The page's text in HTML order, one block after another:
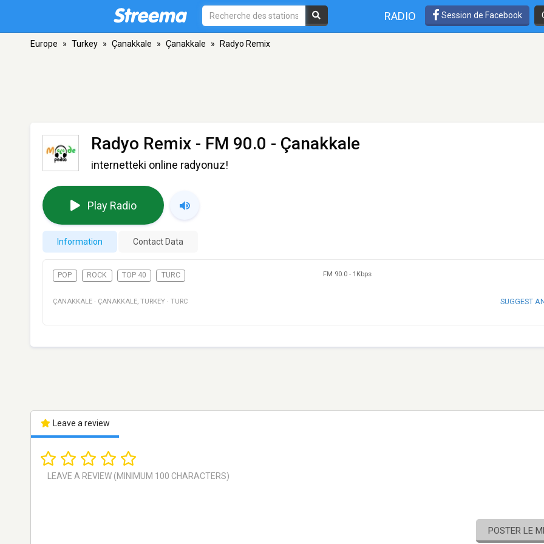
RADIO Session de Facebook
Europe » Turkey » Çanakkale » Çanakkale » Radyo Remix
Radyo Remix - FM 90.0 - Çanakkale
internetteki online radyonuz!
Play Radio
Information Contact Data
POP ROCK TOP 40 TURC FM 90.0 - 1Kbps
ÇANAKKALE · ÇANAKKALE, TURKEY · TURC SUGGEST
Leave a review
POSTER LE